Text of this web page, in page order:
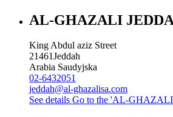
AL-GHAZALI
King Abdul aziz Street
21461Jeddah
Arabia Saudyjska
02-6432051
jeddah@al-ghazalisa.com
See details Go to the 'AL-